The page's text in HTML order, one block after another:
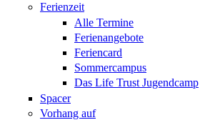
Ferienzeit
Alle Termine
Ferienangebote
Feriencard
Sommercampus
Das Life Trust Jugendcamp
Spacer
Vorhang auf